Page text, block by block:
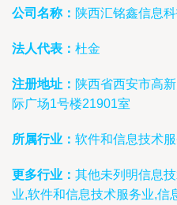
公司名称： 陕西汇铭鑫信息
法人代表： 杜金
注册地址： 陕西省西安市高
际广场1号楼21901室
所属行业： 软件和信息技术
更多行业： 其他未列明信息
业,软件和信息技术服务业,信